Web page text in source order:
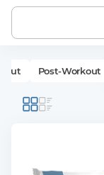
Post-Workout